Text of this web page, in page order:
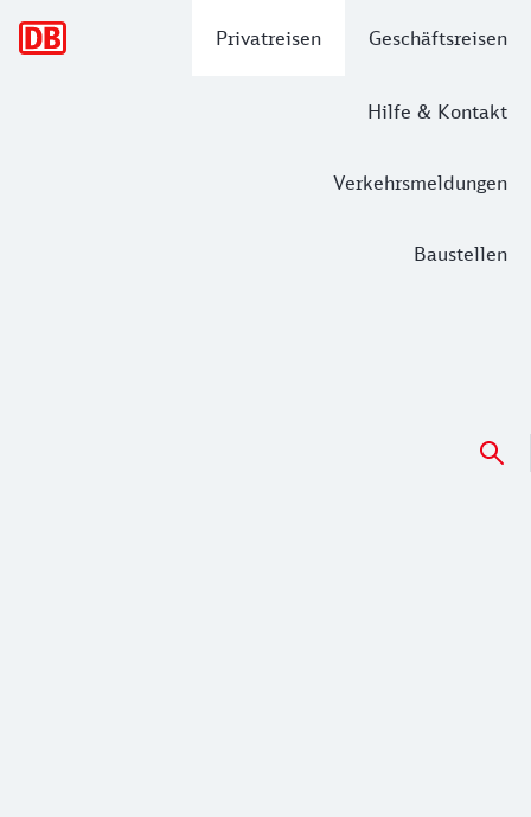
Privatreisen Geschäftsreisen
Hilfe & Kontakt
Verkehrsmeldungen
Baustellen